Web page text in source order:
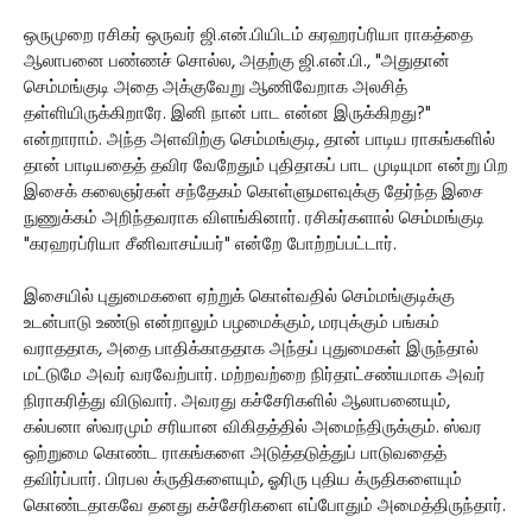
ஒருமுறை ரசிகர் ஒருவர் ஜி.என்.பியிடம் கரஹரப்ரியா ராகத்தை
ஆலாபனை பண்ணச் சொல்ல, அதற்கு ஜி.என்.பி., "அதுதான்
செம்மங்குடி அதை அக்குவேறு ஆணிவேறாக அலசித்
தள்ளியிருக்கிறாரே. இனி நான் பாட என்ன இருக்கிறது?"
என்றாராம். அந்த அளவிற்கு செம்மங்குடி, தான் பாடிய ராகங்களில்
தான் பாடியதைத் தவிர வேறேதும் புதிதாகப் பாட முடியுமா என்று பிற
இசைக் கலைஞர்கள் சந்தேகம் கொள்ளுமளவுக்கு தேர்ந்த இசை
நுணுக்கம் அறிந்தவராக விளங்கினார். ரசிகர்களால் செம்மங்குடி
"கரஹரப்ரியா சீனிவாசய்யர்" என்றே போற்றப்பட்டார்.
இசையில் புதுமைகளை ஏற்றுக் கொள்வதில் செம்மங்குடிக்கு
உடன்பாடு உண்டு என்றாலும் பழமைக்கும், மரபுக்கும் பங்கம்
வராததாக, அதை பாதிக்காததாக அந்தப் புதுமைகள் இருந்தால்
மட்டுமே அவர் வரவேற்பார். மற்றவற்றை நிர்தாட்சண்யமாக அவர்
நிராகரித்து விடுவார். அவரது கச்சேரிகளில் ஆலாபனையும்,
கல்பனா ஸ்வரமும் சரியான விகிதத்தில் அமைந்திருக்கும். ஸ்வர
ஒற்றுமை கொண்ட ராகங்களை அடுத்தடுத்துப் பாடுவதைத்
தவிர்ப்பார். பிரபல க்ருதிகளையும், ஓரிரு புதிய க்ருதிகளையும்
கொண்டதாகவே தனது கச்சேரிகளை எப்போதும் அமைத்திருந்தார்.